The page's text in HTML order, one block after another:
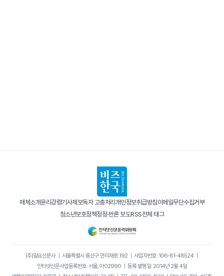
매체소개윤리강령기사제보독자 고충처리 개인정보취급방침이메일무단수집거부
청소년보호정책정정·반론 보도RSS전체 태그
(주)일요신문사｜ 서울특별시 용산구 만리재로 192｜ 사업자번호: 106-81-48524｜
인터넷신문사업등록번호: 서울, 아02990
등록·발행일: 2014년 2월 4일